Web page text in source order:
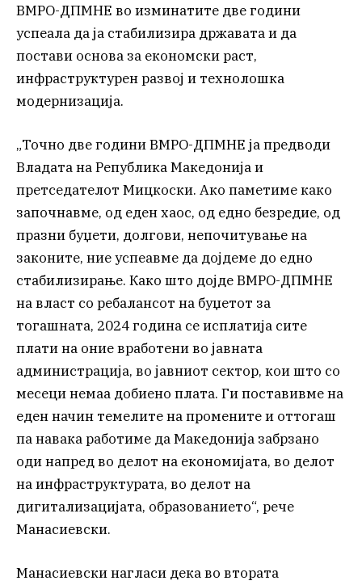
ВМРО-ДПМНЕ во изминатите две години
успеала да ја стабилизира државата и да
постави основа за економски раст,
инфраструктурен развој и технолошка
модернизација.
„Точно две години ВМРО-ДПМНЕ ја предводи
Владата на Република Македонија и
претседателот Мицкоски. Ако паметиме како
започнавме, од еден хаос, од едно безредие, од
празни буџети, долгови, непочитување на
законите, ние успеавме да дојдеме до едно
стабилизирање. Како што дојде ВМРО-ДПМНЕ
на власт со ребалансот на буџетот за
тогашната, 2024 година се исплатија сите
плати на оние вработени во јавната
администрација, во јавниот сектор, кои што со
месеци немаа добиено плата. Ги поставивме на
еден начин темелите на промените и оттогаш
па навака работиме да Македонија забрзано
оди напред во делот на економијата, во делот
на инфраструктурата, во делот на
дигитализацијата, образованието“, рече
Манасиевски.
Манасиевски нагласи дека во втората